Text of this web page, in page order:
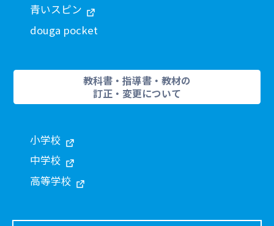
青いスピン
douga pocket
教科書・指導書・教材の
訂正・変更について
小学校
中学校
高等学校